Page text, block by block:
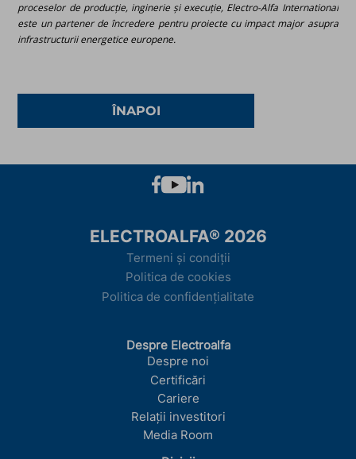
proceselor de producție, inginerie și execuție, Electro-Alfa International
este un partener de încredere pentru proiecte cu impact major asupra
infrastructurii energetice europene.
ÎNAPOI
ELECTROALFA® 2026
Termeni și condiții
Politica de cookies
Politica de confidențialitate
Despre Electroalfa
Despre noi
Certificări
Cariere
Relații investitori
Media Room